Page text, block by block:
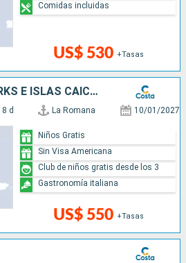
US$ 530 +Tasas
Comidas incluidas
REP. DOMINICANA, TURKS E ISLAS CAICOS
8 d La Romana 10/01/2027
US$ 550 +Tasas
Niños Gratis
Sin Visa Americana
Club de niños gratis desde los 3
Gastronomía italiana